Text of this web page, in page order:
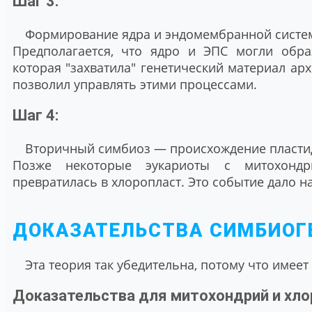
Формирование ядра и эндомембранной
Предполагается, что ядро и ЭПС могли
которая "захватила" генетический материал
позволил управлять этими процессами.
Шаг 4:
Вторичный симбиоз — происхождение
Позже некоторые эукариоты с
превратилась в хлоропласт. Это событие дало
ДОКАЗАТЕЛЬСТВА
Эта теория так убедительна, потому что
Доказательства для митохондрий и